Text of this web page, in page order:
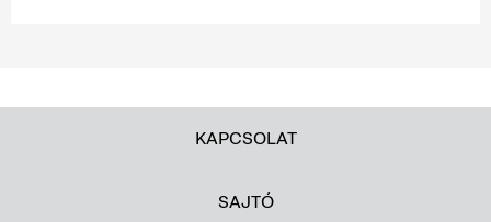
KAPCSOLAT
SAJTÓ